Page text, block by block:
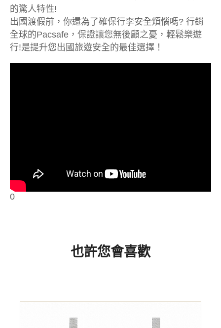
的驚人特性!
出國渡假前，你還為了確保行李安全煩惱嗎? 行銷
全球的Pacsafe，保證讓您無後顧之憂，輕鬆樂遊
行!是提升您出國旅遊安全的最佳選擇！
0
也許您會喜歡